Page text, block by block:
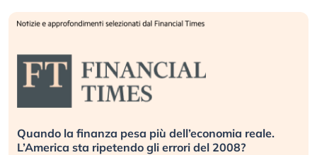
Quando la finanza pesa più dell’economia reale.
L’America sta ripetendo gli errori del 2008?